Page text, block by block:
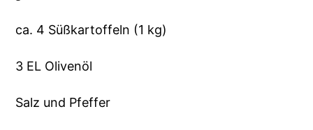
ca. 4 Süßkartoffeln (1 kg)
3 EL Olivenöl
Salz und Pfeffer